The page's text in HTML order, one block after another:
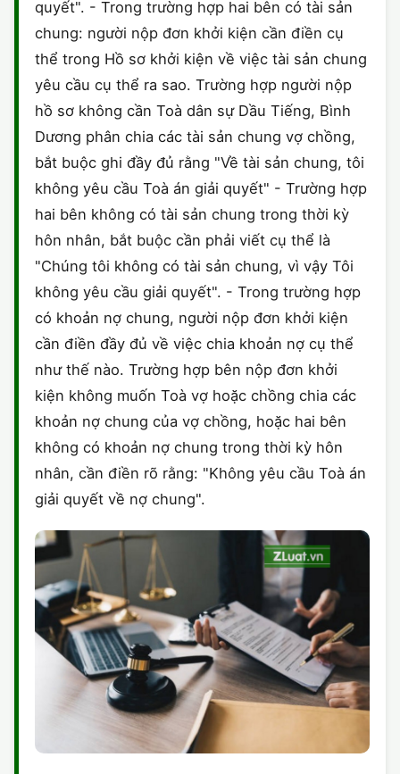
quyết". - Trong trường hợp hai bên có tài sản
chung: người nộp đơn khởi kiện cần điền cụ
thể trong Hồ sơ khởi kiện về việc tài sản chung
yêu cầu cụ thể ra sao. Trường hợp người nộp
hồ sơ không cần Toà dân sự Dầu Tiếng, Bình
Dương phân chia các tài sản chung vợ chồng,
bắt buộc ghi đầy đủ rằng "Về tài sản chung, tôi
không yêu cầu Toà án giải quyết" - Trường hợp
hai bên không có tài sản chung trong thời kỳ
hôn nhân, bắt buộc cần phải viết cụ thể là
"Chúng tôi không có tài sản chung, vì vậy Tôi
không yêu cầu giải quyết". - Trong trường hợp
có khoản nợ chung, người nộp đơn khởi kiện
cần điền đầy đủ về việc chia khoản nợ cụ thể
như thế nào. Trường hợp bên nộp đơn khởi
kiện không muốn Toà vợ hoặc chồng chia các
khoản nợ chung của vợ chồng, hoặc hai bên
không có khoản nợ chung trong thời kỳ hôn
nhân, cần điền rõ rằng: "Không yêu cầu Toà án
giải quyết về nợ chung".